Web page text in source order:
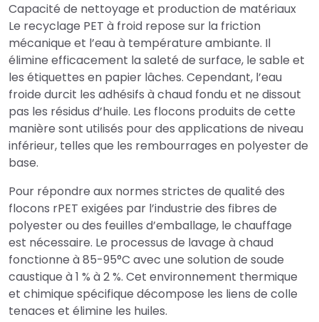
Capacité de nettoyage et production de matériaux
Le recyclage PET à froid repose sur la friction
mécanique et l’eau à température ambiante. Il
élimine efficacement la saleté de surface, le sable et
les étiquettes en papier lâches. Cependant, l’eau
froide durcit les adhésifs à chaud fondu et ne dissout
pas les résidus d’huile. Les flocons produits de cette
manière sont utilisés pour des applications de niveau
inférieur, telles que les rembourrages en polyester de
base.
Pour répondre aux normes strictes de qualité des
flocons rPET exigées par l’industrie des fibres de
polyester ou des feuilles d’emballage, le chauffage
est nécessaire. Le processus de lavage à chaud
fonctionne à 85-95°C avec une solution de soude
caustique à 1 % à 2 %. Cet environnement thermique
et chimique spécifique décompose les liens de colle
tenaces et élimine les huiles.